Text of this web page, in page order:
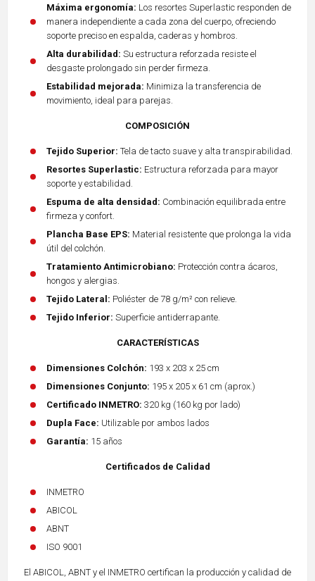
Máxima ergonomía: Los resortes Superlastic responden de
manera independiente a cada zona del cuerpo, ofreciendo
soporte preciso en espalda, caderas y hombros.
Alta durabilidad: Su estructura reforzada resiste el
desgaste prolongado sin perder firmeza.
Estabilidad mejorada: Minimiza la transferencia de
movimiento, ideal para parejas.
COMPOSICIÓN
Tejido Superior: Tela de tacto suave y alta transpirabilidad.
Resortes Superlastic: Estructura reforzada para mayor
soporte y estabilidad.
Espuma de alta densidad: Combinación equilibrada entre
firmeza y confort.
Plancha Base EPS: Material resistente que prolonga la vida
útil del colchón.
Tratamiento Antimicrobiano: Protección contra ácaros,
hongos y alergias.
Tejido Lateral: Poliéster de 78 g/m² con relieve.
Tejido Inferior: Superficie antiderrapante.
CARACTERÍSTICAS
Dimensiones Colchón: 193 x 203 x 25 cm
Dimensiones Conjunto: 195 x 205 x 61 cm (aprox.)
Certificado INMETRO: 320 kg (160 kg por lado)
Dupla Face: Utilizable por ambos lados
Garantía: 15 años
Certificados de Calidad
INMETRO
ABICOL
ABNT
ISO 9001
El ABICOL, ABNT y el INMETRO certifican la producción y calidad de